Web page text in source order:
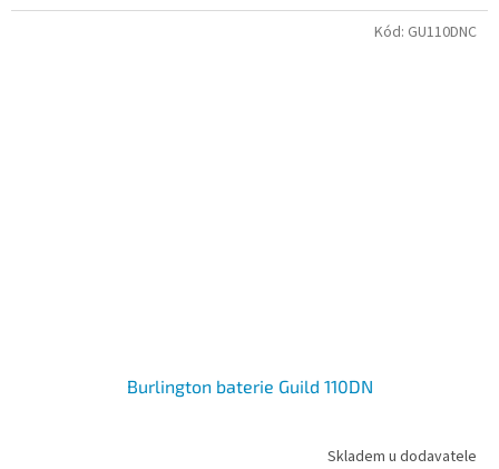
Burlington baterie Guild 110DN
Skladem u dodavatele
Kód: GU110DNC